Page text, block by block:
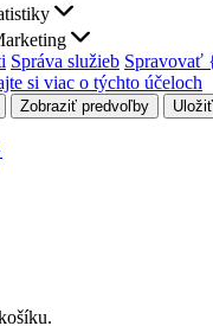
Správa služieb Spravovať
si viac o týchto účeloch
Zobraziť predvoľby